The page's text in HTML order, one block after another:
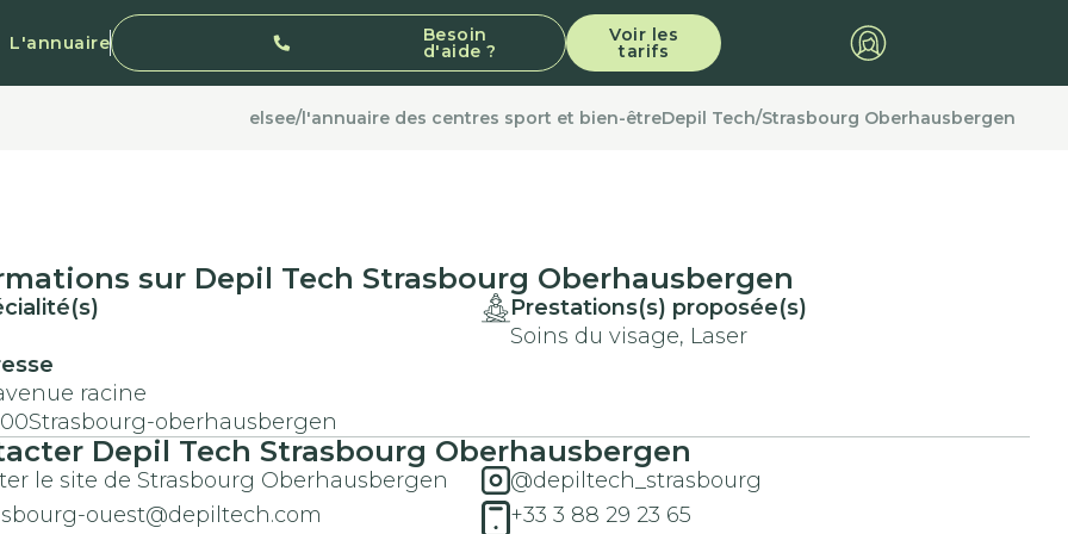
L'annuaire Besoin
d'aide ?
Voir les
tarifs
elsee/l'annuaire des centres sport et bien-êtreDepil Tech/Strasbourg Oberhausbergen
sur Depil Tech Strasbourg Oberhausbergen
Prestations(s) proposée(s)
Soins du visage, Laser
racine
Strasbourg-oberhausbergen
Depil Tech Strasbourg Oberhausbergen
le site de Strasbourg Oberhausbergen
@depiltech_strasbourg
ouest@depiltech.com
+33 3 88 29 23 65